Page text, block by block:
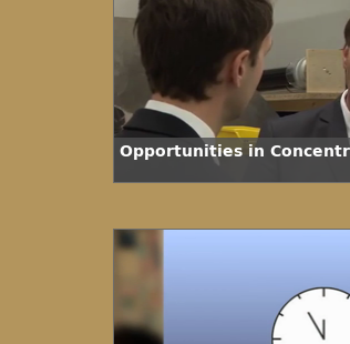
Opportunities in